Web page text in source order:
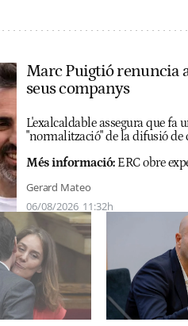
Marc Puigtió renuncia
seus companys
L'exalcaldable assegura que fa
"normalització" de la difusió de
Més informació: ERC obre
Gerard Mateo
06/08/2026 11:32h